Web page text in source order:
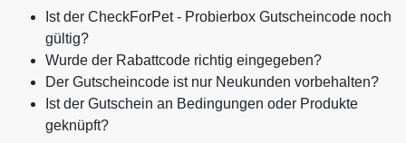
Ist der CheckForPet - Probierbox Gutscheincode noch
gültig?
Wurde der Rabattcode richtig eingegeben?
Der Gutscheincode ist nur Neukunden vorbehalten?
Ist der Gutschein an Bedingungen oder Produkte
geknüpft?